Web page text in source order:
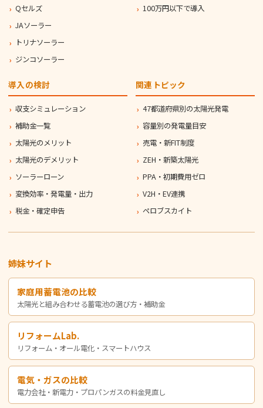
Qセルズ
JAソーラー
トリナソーラー
ジンコソーラー
100万円以下で導入
導入の検討
収支シミュレーション
補助金一覧
太陽光のメリット
太陽光のデメリット
ソーラーローン
変換効率・発電量・出力
税金・確定申告
関連トピック
47都道府県別の太陽光発電
容量別の発電量目安
売電・新FIT制度
ZEH・新築太陽光
PPA・初期費用ゼロ
V2H・EV連携
ペロブスカイト
姉妹サイト
家庭用蓄電池の比較
太陽光と組み合わせる蓄電池の選び方・補助金
リフォームLab.
リフォーム・オール電化・スマートハウス
電気・ガスの比較
電力会社・新電力・プロパンガスの料金見直し